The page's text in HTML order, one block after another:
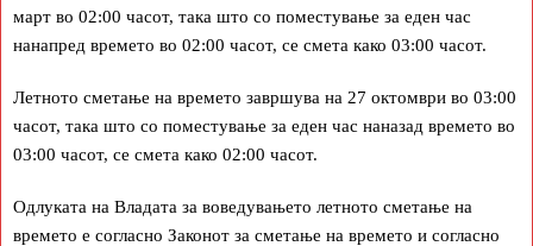
март во 02:00 часот, така што со поместување за еден час
нанапред времето во 02:00 часот, се смета како 03:00 часот.
Летното сметање на времето завршува на 27 октомври во 03:00
часот, така што со поместување за еден час наназад времето во
03:00 часот, се смета како 02:00 часот.
Одлуката на Владата за воведувањето летното сметање на
времето е согласно Законот за сметање на времето и согласно